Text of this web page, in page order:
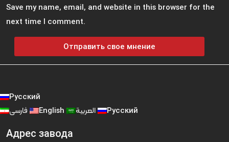
Save my name, email, and website in this browser for the
next time I comment.
Русский
English Русский
Адрес завода